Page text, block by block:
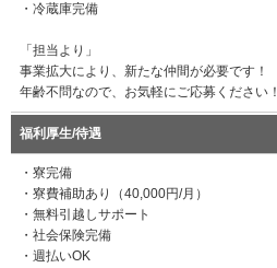
・冷蔵庫完備
「担当より」
事業拡大により、新たな仲間が必要です！
年齢不問なので、お気軽にご応募ください！
福利厚生/待遇
・寮完備
・寮費補助あり（40,000円/月）
・無料引越しサポート
・社会保険完備
・週払いOK